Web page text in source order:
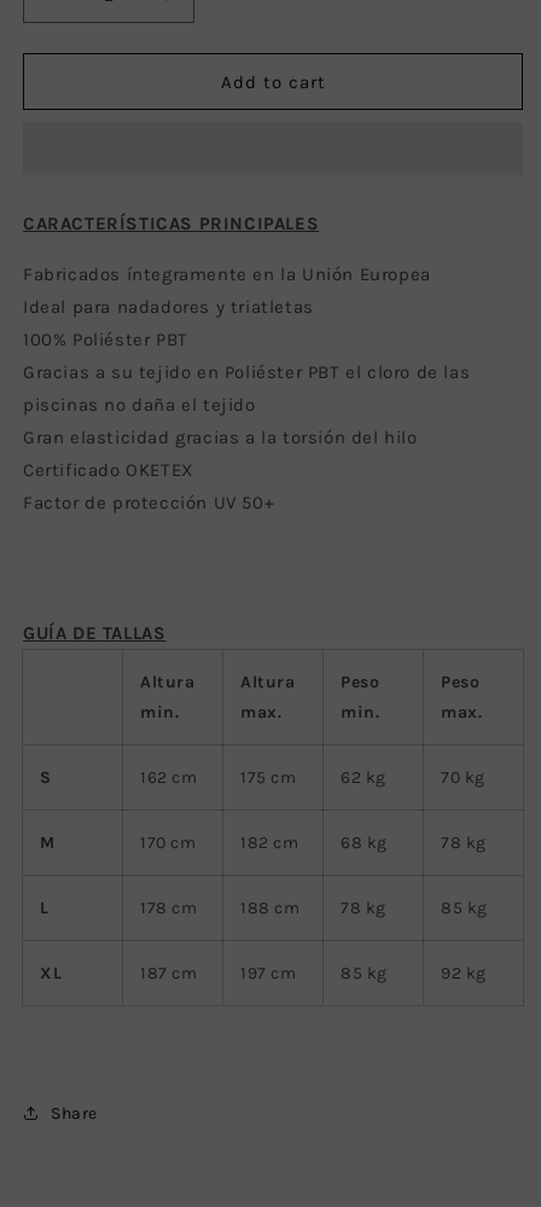
Decrease
quantity
for
Hombre
Increase
quantity
for
Jammer
Hombre
Add to cart
CARACTERÍSTICAS PRINCIPALES
Fabricados íntegramente en la Unión Europea
Ideal para nadadores y triatletas
100% Poliéster PBT
Gracias a su tejido en Poliéster PBT el cloro de las
piscinas no daña el tejido
Gran elasticidad gracias a la torsión del hilo
Certificado OKETEX
Factor de protección UV 50+
GUÍA DE TALLAS
Altura
min.
Altura
max.
Peso
min.
Peso
max.
S 162 cm 175 cm 62 kg 70 kg
M 170 cm 182 cm 68 kg 78 kg
L 178 cm 188 cm 78 kg 85 kg
XL 187 cm 197 cm 85 kg 92 kg
Share